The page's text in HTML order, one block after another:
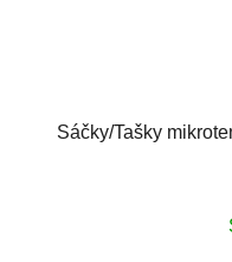
Sáčky/Tašky